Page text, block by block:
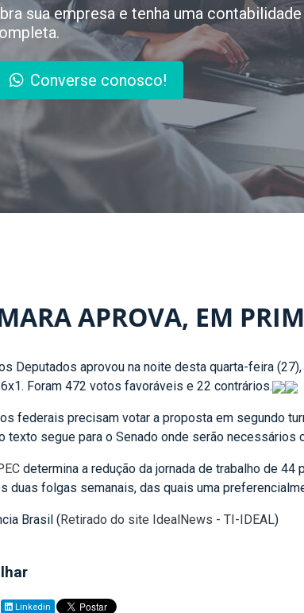
sua empresa e tenha uma contabilidade
Converse conosco!
APROVA, EM
Deputados aprovou na noite desta quarta-feira
Foram 472 votos favoráveis e 22 contrários.
federais precisam votar a proposta em segundo
texto segue para o Senado onde serão
determina a redução da jornada de trabalho de
duas folgas semanais, das quais uma
Brasil (Retirado do site IdealNews - TI-IDEAL)
Linkedin